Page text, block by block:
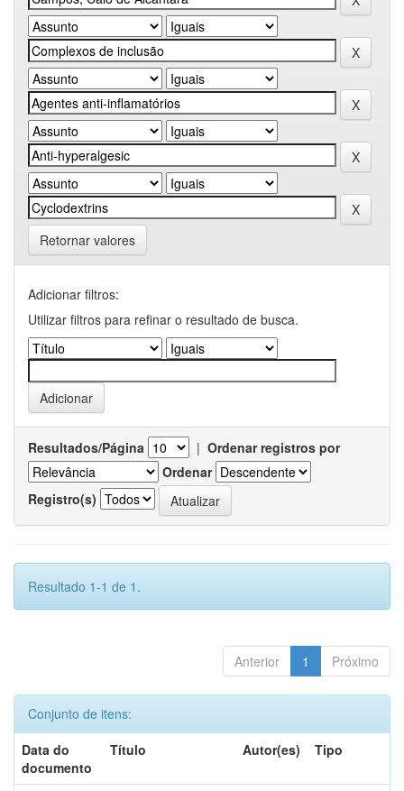
Retornar valores
Adicionar filtros:
Utilizar filtros para refinar o resultado de busca.
Resultados/Página | Ordenar registros por
Ordenar
Registro(s)
Resultado 1-1 de 1.
Anterior 1 Próximo
Conjunto de itens:
Data do
documento
Título Autor(es) Tipo